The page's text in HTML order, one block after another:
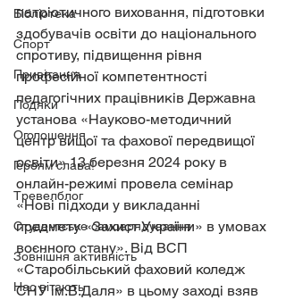
Бібліотека
Спорт
Привітання
Подяки
Оголошення
Героям слава!
Тревелблог
Студентське самоврядування
Зовнішня активність
Нас вітають
патріотичного виховання, підготовки
здобувачів освіти до національного
спротиву, підвищення рівня
професійної компетентності
педагогічних працівників Державна
установа «Науково-методичний
центр вищої та фахової передвищої
освіти» 13 березня 2024 року в
онлайн-режимі провела семінар
«Нові підходи у викладанні
предмету «Захист України» в умовах
воєнного стану». Від ВСП
«Старобільський фаховий коледж
СНУ ім.В.Даля» в цьому заході взяв